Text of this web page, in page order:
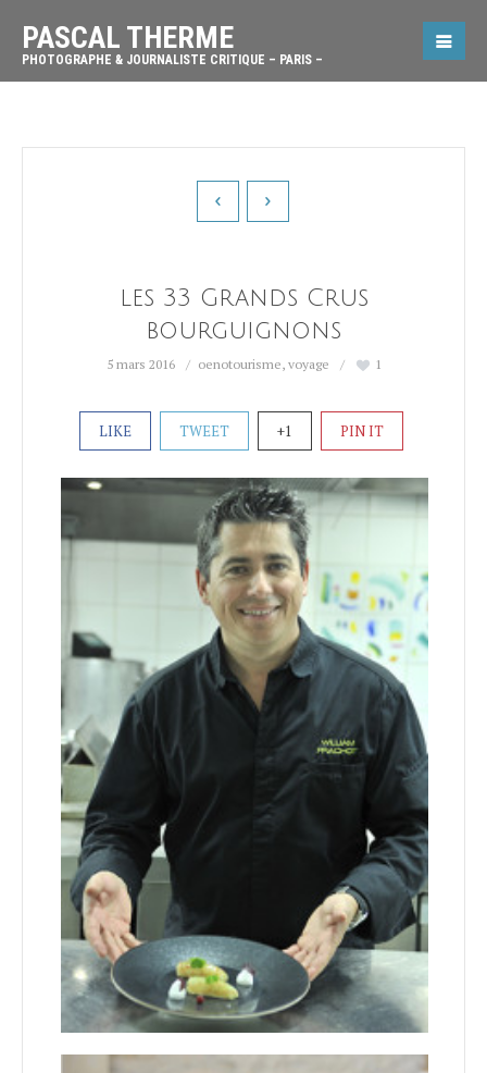
PASCAL THERME
PHOTOGRAPHE & JOURNALISTE CRITIQUE – PARIS –
les 33 Grands Crus
bourguignons
5 mars 2016 oenotourisme, voyage 1
LIKE TWEET +1 PIN IT